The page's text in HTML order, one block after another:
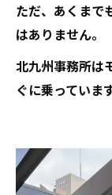
ただ、あくまで
はありません。
北九州事務所は
ぐに乗っています